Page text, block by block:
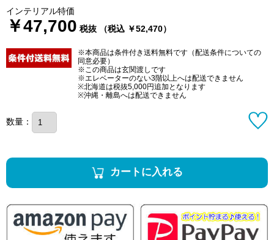
インテリアル特価
￥47,700 税抜 （税込 ￥52,470）
※本商品は条件付き送料無料です（配送条件についての
同意必要）
※この商品は玄関渡しです
※エレベーターのない3階以上へは配送できません
※北海道は税抜5,000円追加となります
※沖縄・離島へは配送できません
数量：
カートに入れる